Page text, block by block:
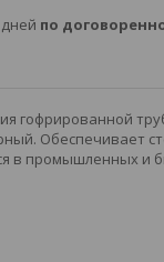
по
гофрированной
Обеспечивает
в промышленных и